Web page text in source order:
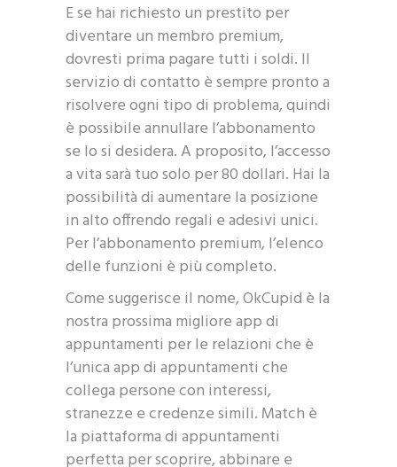
E se hai richiesto un prestito per
diventare un membro premium,
dovresti prima pagare tutti i soldi. Il
servizio di contatto è sempre pronto a
risolvere ogni tipo di problema, quindi
è possibile annullare l’abbonamento
se lo si desidera. A proposito, l’accesso
a vita sarà tuo solo per 80 dollari. Hai la
possibilità di aumentare la posizione
in alto offrendo regali e adesivi unici.
Per l’abbonamento premium, l’elenco
delle funzioni è più completo.
Come suggerisce il nome, OkCupid è la
nostra prossima migliore app di
appuntamenti per le relazioni che è
l’unica app di appuntamenti che
collega persone con interessi,
stranezze e credenze simili. Match è
la piattaforma di appuntamenti
perfetta per scoprire, abbinare e